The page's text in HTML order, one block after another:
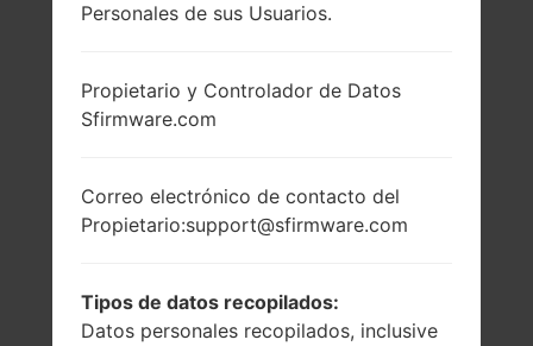
Personales de sus Usuarios.
Propietario y Controlador de Datos
Sfirmware.com
Correo electrónico de contacto del
Propietario:support@sfirmware.com
Tipos de datos recopilados:
Datos personales recopilados, inclusive